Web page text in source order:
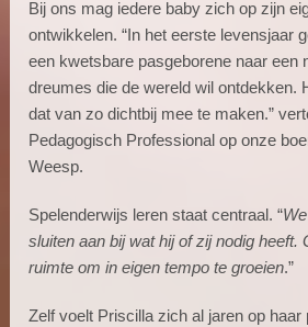
Bij ons mag iedere baby zich op zijn
ontwikkelen. “In het eerste levensjaar
een kwetsbare pasgeborene naar een
dreumes die de wereld wil ontdekken.
dat van zo dichtbij mee te maken.”
Pedagogisch Professional op onze
Weesp.
Spelenderwijs leren staat centraal. “
sluiten aan bij wat hij of zij nodig heeft.
ruimte om in eigen tempo te groeien.”
Zelf voelt Priscilla zich al jaren op haar